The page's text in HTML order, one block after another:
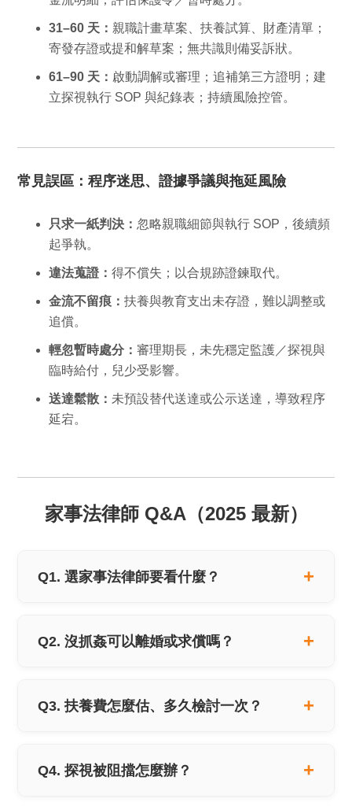
31–60 天： 親職計畫草案、扶養試算、財產清單；
寄發存證或提和解草案；無共識則備妥訴狀。
61–90 天： 啟動調解或審理；追補第三方證明；建
立探視執行 SOP 與紀錄表；持續風險控管。
常見誤區：程序迷思、證據爭議與拖延風險
只求一紙判決： 忽略親職細節與執行 SOP，後續頻
起爭執。
違法蒐證：得不償失；以合規跡證鍊取代。
金流不留痕：扶養與教育支出未存證，難以調整或
追償。
輕忽暫時處分：審理期長，未先穩定監護／探視與
臨時給付，兒少受影響。
送達鬆散： 未預設替代送達或公示送達，導致程序
延宕。
家事法律師 Q&A（2025 最新）
Q1. 選家事法律師要看什麼？
Q2. 沒抓姦可以離婚或求償嗎？
Q3. 扶養費怎麼估、多久檢討一次？
Q4. 探視被阻擋怎麼辦？